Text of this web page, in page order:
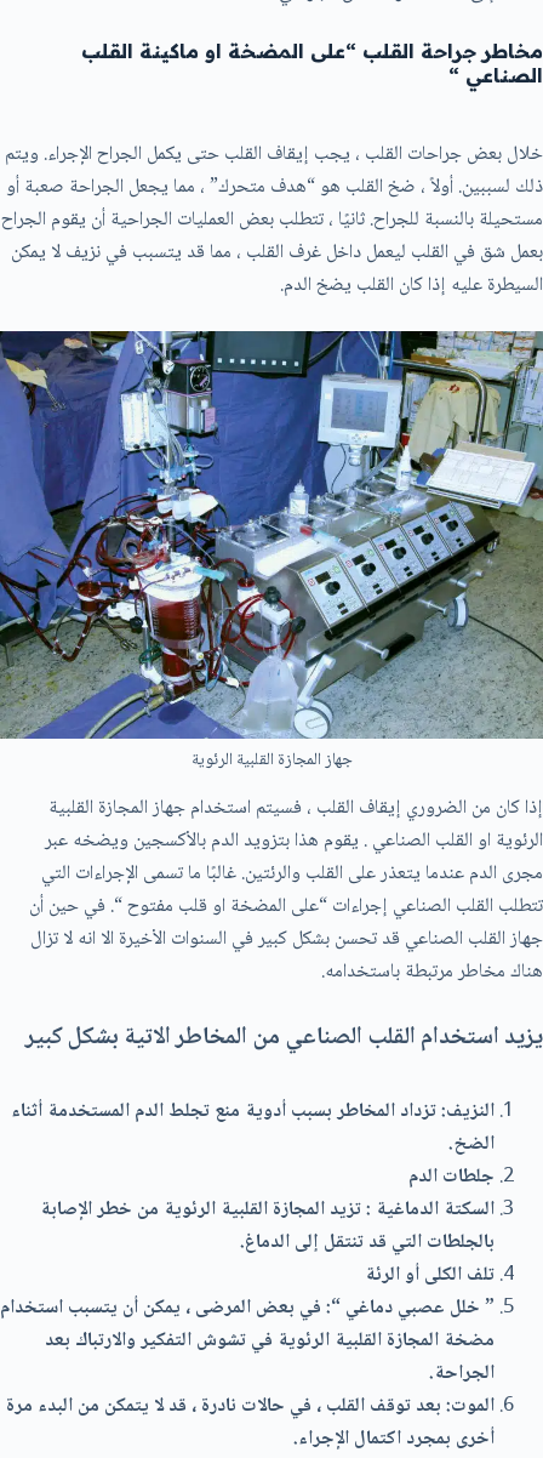
مخاطر جراحة القلب “على المضخة او ماكينة القلب
الصناعي “
خلال بعض جراحات القلب ، يجب إيقاف القلب حتى يكمل الجراح الإجراء. ويتم
ذلك لسببين. أولاً ، ضخ القلب هو “هدف متحرك” ، مما يجعل الجراحة صعبة أو
مستحيلة بالنسبة للجراح. ثانيًا ، تتطلب بعض العمليات الجراحية أن يقوم الجراح
بعمل شق في القلب ليعمل داخل غرف القلب ، مما قد يتسبب في نزيف لا يمكن
السيطرة عليه إذا كان القلب يضخ الدم.
جهاز المجازة القلبية الرئوية
إذا كان من الضروري إيقاف القلب ، فسيتم استخدام جهاز المجازة القلبية
الرئوية او القلب الصناعي . يقوم هذا بتزويد الدم بالأكسجين ويضخه عبر
مجرى الدم عندما يتعذر على القلب والرئتين. غالبًا ما تسمى الإجراءات التي
تتطلب القلب الصناعي إجراءات “على المضخة او قلب مفتوح “. في حين أن
جهاز القلب الصناعي قد تحسن بشكل كبير في السنوات الأخيرة الا انه لا تزال
هناك مخاطر مرتبطة باستخدامه.
يزيد استخدام القلب الصناعي من المخاطر الاتية بشكل كبير
النزيف: تزداد المخاطر بسبب أدوية منع تجلط الدم المستخدمة أثناء
الضخ.
جلطات الدم
السكتة الدماغية : تزيد المجازة القلبية الرئوية من خطر الإصابة
بالجلطات التي قد تنتقل إلى الدماغ.
تلف الكلى أو الرئة
” خلل عصبي دماغي “: في بعض المرضى ، يمكن أن يتسبب استخدام
مضخة المجازة القلبية الرئوية في تشوش التفكير والارتباك بعد
الجراحة.
الموت: بعد توقف القلب ، في حالات نادرة ، قد لا يتمكن من البدء مرة
أخرى بمجرد اكتمال الإجراء.